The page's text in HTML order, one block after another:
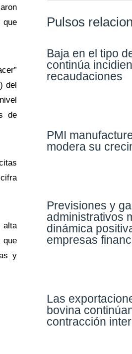
que
del
de
que
y
Pulsos
Baja en el tipo
continúa
recaudaciones​
PMI
modera su
Previsiones y
administrativos
dinámica
empresas
Las
bovina
contracción